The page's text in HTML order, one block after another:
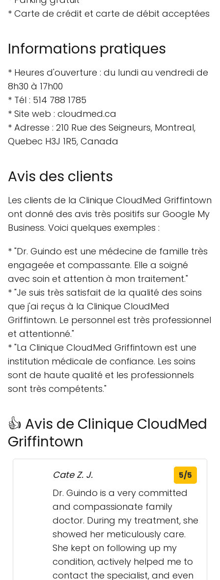
ou "Lyon" et marcher environ 10-15 minutes
jusqu'à la clinique. Il y a également une place
Caractéristiques
remarquables
* Laboratoire d'analyse médicale sur site
* Service de 24h/24 et 7j/7
* Assistance linguistique
* Carte de crédit et carte de débit acceptées
Informations pratiques
8h30 à 17h00
* Tél : 514 788 1785
* Site web : cloudmed.ca
* Adresse : 210 Rue des Seigneurs, Montreal,
Quebec H3J 1R5, Canada
Avis des clients
Les clients de la Clinique CloudMed Griffintown
ont donné des avis très positifs sur Google My
Business. Voici quelques exemples :
* "Dr. Guindo est une médecine de famille très
engageée et compassante. Elle a soigné
avec soin et attention à mon traitement."
* "Je suis très satisfait de la qualité des soins
que j'ai reçus à la Clinique CloudMed
Griffintown. Le personnel est très professionnel
et attentionné."
* "La Clinique CloudMed Griffintown est une
institution médicale de confiance. Les soins
sont de haute qualité et les professionnels
sont très compétents."